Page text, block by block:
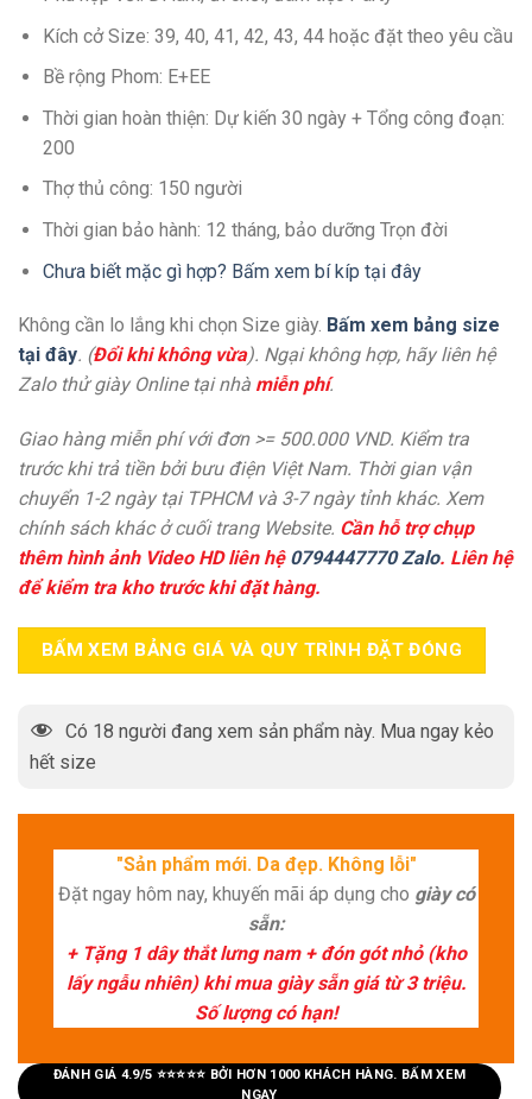
Kích cở Size: 39, 40, 41, 42, 43, 44 hoặc đặt theo yêu cầu
Bề rộng Phom: E+EE
Thời gian hoàn thiện: Dự kiến 30 ngày + Tổng công đoạn:
200
Thợ thủ công: 150 người
Thời gian bảo hành: 12 tháng, bảo dưỡng Trọn đời
Chưa biết mặc gì hợp? Bấm xem bí kíp tại đây
Không cần lo lắng khi chọn Size giày. Bấm xem bảng size
tại đây. (Đổi khi không vừa). Ngại không hợp, hãy liên hệ
Zalo thử giày Online tại nhà miễn phí.
Giao hàng miễn phí với đơn >= 500.000 VND. Kiểm tra
trước khi trả tiền bởi bưu điện Việt Nam. Thời gian vận
chuyển 1-2 ngày tại TPHCM và 3-7 ngày tỉnh khác. Xem
chính sách khác ở cuối trang Website. Cần hỗ trợ chụp
thêm hình ảnh Video HD liên hệ 0794447770 Zalo. Liên hệ
để kiểm tra kho trước khi đặt hàng.
BẤM XEM BẢNG GIÁ VÀ QUY TRÌNH ĐẶT ĐÓNG
Có 18 người đang xem sản phẩm này. Mua ngay kẻo
hết size
"Sản phẩm mới. Da đẹp. Không lỗi"
Đặt ngay hôm nay, khuyến mãi áp dụng cho giày có
sẵn:
+ Tặng 1 dây thắt lưng nam + đón gót nhỏ (kho
lấy ngẫu nhiên) khi mua giày sẵn giá từ 3 triệu.
Số lượng có hạn!
ĐÁNH GIÁ 4.9/5 ⭐⭐⭐⭐⭐ BỞI HƠN 1000 KHÁCH HÀNG. BẤM XEM
NGAY